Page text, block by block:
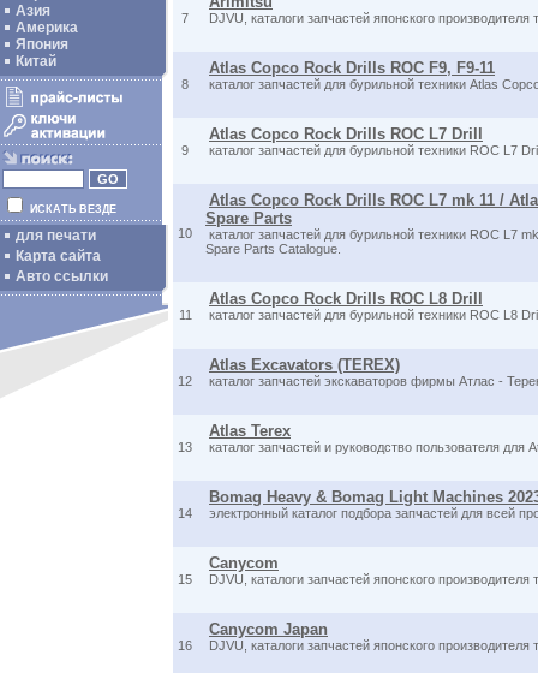
Азия
Америка
Япония
Китай
ИСКАТЬ ВЕЗДЕ
для печати
Карта сайта
Авто ссылки
7 DJVU, каталоги запчастей японского производителя
8
Atlas Copco Rock Drills ROC F9, F9-11
каталог запчастей для бурильной техники Atlas
9
Atlas Copco Rock Drills ROC L7 Drill
каталог запчастей для бурильной техники ROC L7
10
Atlas Copco Rock Drills ROC L7 mk 11 /
Spare Parts
каталог запчастей для бурильной техники ROC L7
Spare Parts Catalogue.
11
Atlas Copco Rock Drills ROC L8 Drill
каталог запчастей для бурильной техники ROC L8
12
Atlas Excavators (TEREX)
каталог запчастей экскаваторов фирмы Атлас -
13
Atlas Terex
каталог запчастей и руководство пользователя для
14
Bomag Heavy & Bomag Light Machines
электронный каталог подбора запчастей для всей
15
Canycom
DJVU, каталоги запчастей японского производителя
16
Canycom Japan
DJVU, каталоги запчастей японского производителя